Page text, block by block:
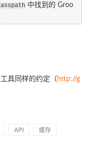
中找到的 Groo
具同样的约定（ http://g
API
缓存